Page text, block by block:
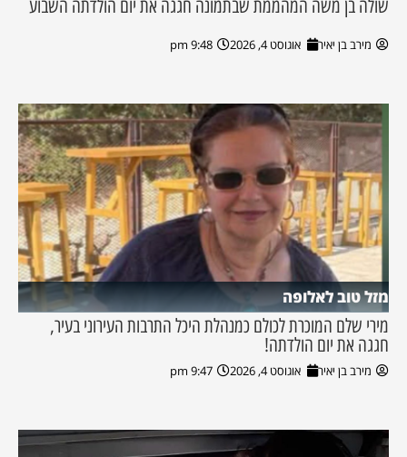
שולה בן משה המהממת שבתמונה חגגה את יום הולדתה השבוע
מירב בן יאיר אוגוסט 4, 2026 9:48 pm
מזל טוב לאלופה
מירי שלם המוכרת לכולם כמנהלת היכל התרבות העירוני בעיר,
חגגה את יום הולדתה!
מירב בן יאיר אוגוסט 4, 2026 9:47 pm